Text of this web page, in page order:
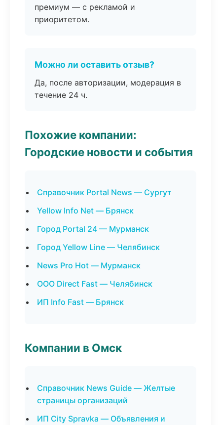
премиум — с рекламой и
приоритетом.
Можно ли оставить отзыв?
Да, после авторизации, модерация в
течение 24 ч.
Похожие компании:
Городские новости и события
Справочник Portal News — Сургут
Yellow Info Net — Брянск
Город Portal 24 — Мурманск
Город Yellow Line — Челябинск
News Pro Hot — Мурманск
ООО Direct Fast — Челябинск
ИП Info Fast — Брянск
Компании в Омск
Справочник News Guide — Желтые
страницы организаций
ИП City Spravka — Объявления и